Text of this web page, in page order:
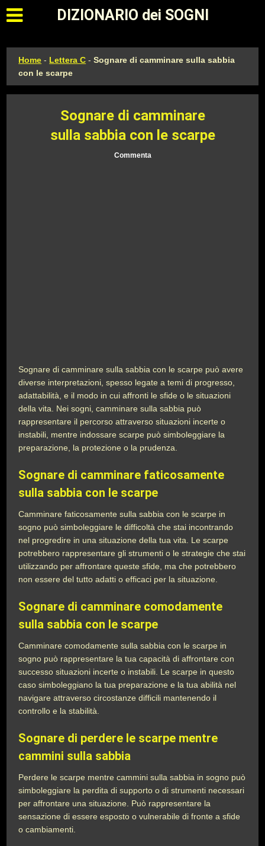
Apri il menu principale
DIZIONARIO dei SOGNI
Home - Lettera C -Sognare di camminare sulla sabbia
con le scarpe
Sognare di camminare
sulla sabbia con le scarpe
Commenta
Sognare di camminare sulla sabbia con le scarpe può avere
diverse interpretazioni, spesso legate a temi di progresso,
adattabilità, e il modo in cui affronti le sfide o le situazioni
della vita. Nei sogni, camminare sulla sabbia può
rappresentare il percorso attraverso situazioni incerte o
instabili, mentre indossare scarpe può simboleggiare la
preparazione, la protezione o la prudenza.
Sognare di camminare faticosamente
sulla sabbia con le scarpe
Camminare faticosamente sulla sabbia con le scarpe in
sogno può simboleggiare le difficoltà che stai incontrando
nel progredire in una situazione della tua vita. Le scarpe
potrebbero rappresentare gli strumenti o le strategie che stai
utilizzando per affrontare queste sfide, ma che potrebbero
non essere del tutto adatti o efficaci per la situazione.
Sognare di camminare comodamente
sulla sabbia con le scarpe
Camminare comodamente sulla sabbia con le scarpe in
sogno può rappresentare la tua capacità di affrontare con
successo situazioni incerte o instabili. Le scarpe in questo
caso simboleggiano la tua preparazione e la tua abilità nel
navigare attraverso circostanze difficili mantenendo il
controllo e la stabilità.
Sognare di perdere le scarpe mentre
cammini sulla sabbia
Perdere le scarpe mentre cammini sulla sabbia in sogno può
simboleggiare la perdita di supporto o di strumenti necessari
per affrontare una situazione. Può rappresentare la
sensazione di essere esposto o vulnerabile di fronte a sfide
o cambiamenti.